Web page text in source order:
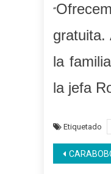
“
gratuita.
la
la jefa
Etiquetado
CARABOBO | Inces crea alianza con